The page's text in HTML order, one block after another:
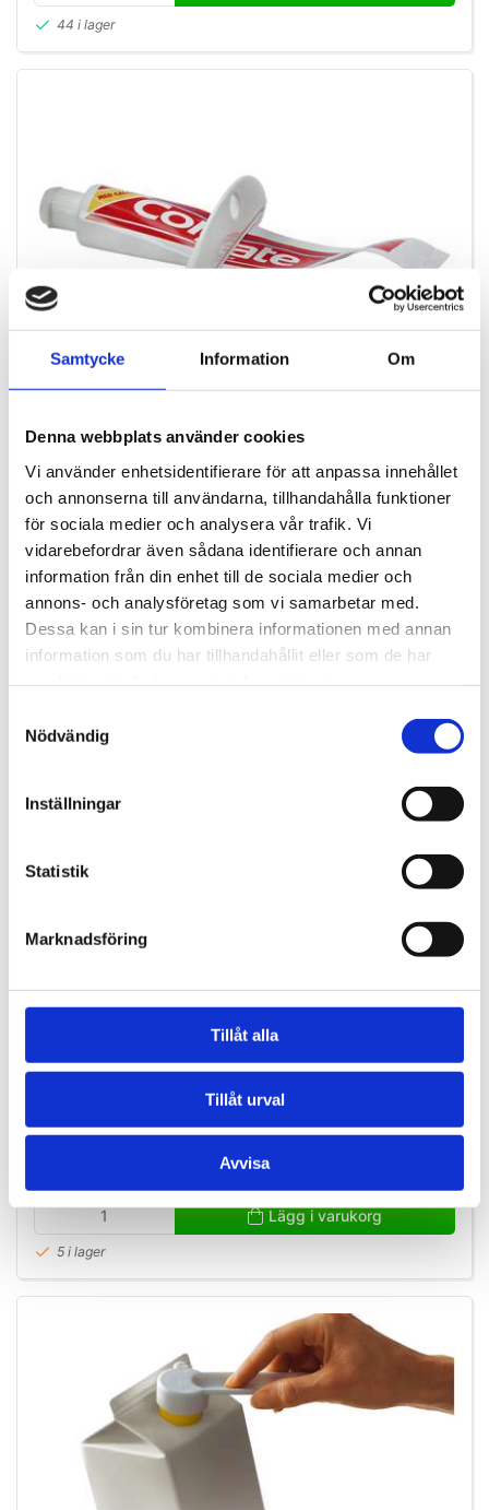
Samtycke Information Om
Denna webbplats använder cookies
Vi använder enhetsidentifierare för att anpassa innehållet
och annonserna till användarna, tillhandahålla funktioner
för sociala medier och analysera vår trafik. Vi
vidarebefordrar även sådana identifierare och annan
information från din enhet till de sociala medier och
annons- och analysföretag som vi samarbetar med.
Dessa kan i sin tur kombinera informationen med annan
information som du har tillhandahållit eller som de har
Nödvändig
Inställningar
Statistik
Marknadsföring
Tillåt alla
Tillåt urval
Avvisa
44 i lager
Tub Press
SEK 72,50 / St.
SEK 58,00 Exkl. moms
Lägg i varukorg
68 i lager
SEK 72,50 / St.
Lägg i varukorg
5 i lager